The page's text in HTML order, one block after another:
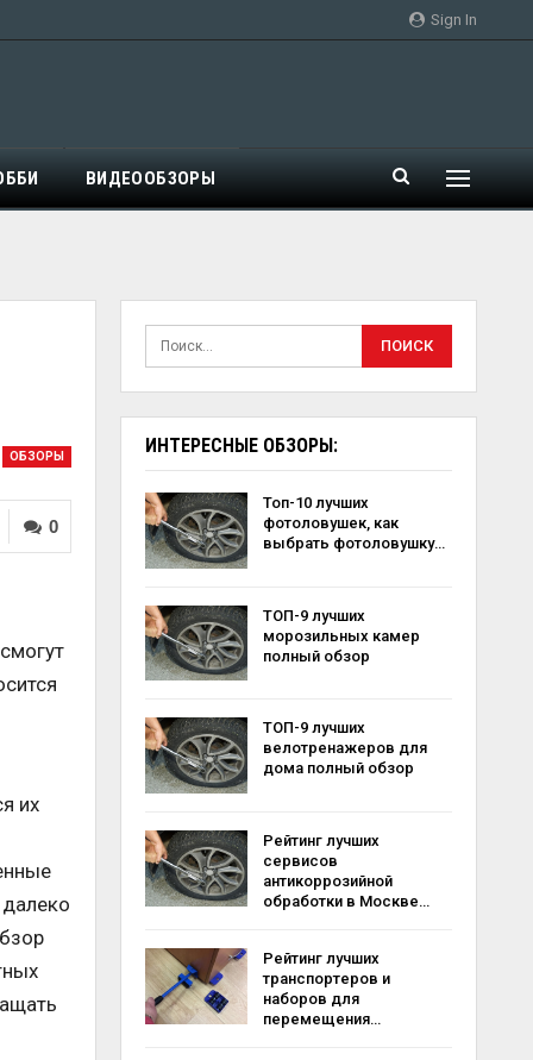
Sign In
ВИДЕООБЗОРЫ
ОБЗОРЫ
0
их
ИНТЕРЕСНЫЕ ОБЗОРЫ:
Топ-10 лучших
фотоловушек, как
выбрать фотоловушку…
ТОП-9 лучших
морозильных камер
полный обзор
ТОП-9 лучших
велотренажеров для
дома полный обзор
Рейтинг лучших
сервисов
антикоррозийной
обработки в Москве…
Рейтинг лучших
транспортеров и
наборов для
перемещения…